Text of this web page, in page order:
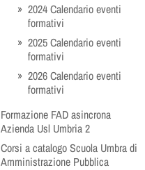
2024 Calendario eventi
formativi
2025 Calendario eventi
formativi
2026 Calendario eventi
formativi
Formazione FAD asincrona
Azienda Usl Umbria 2
Corsi a catalogo Scuola Umbra di
Amministrazione Pubblica